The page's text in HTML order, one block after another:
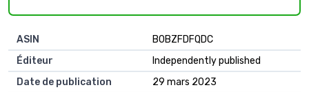
ASIN
B0BZFDFQDC
Éditeur
Independently published
Date de publication
29 mars 2023